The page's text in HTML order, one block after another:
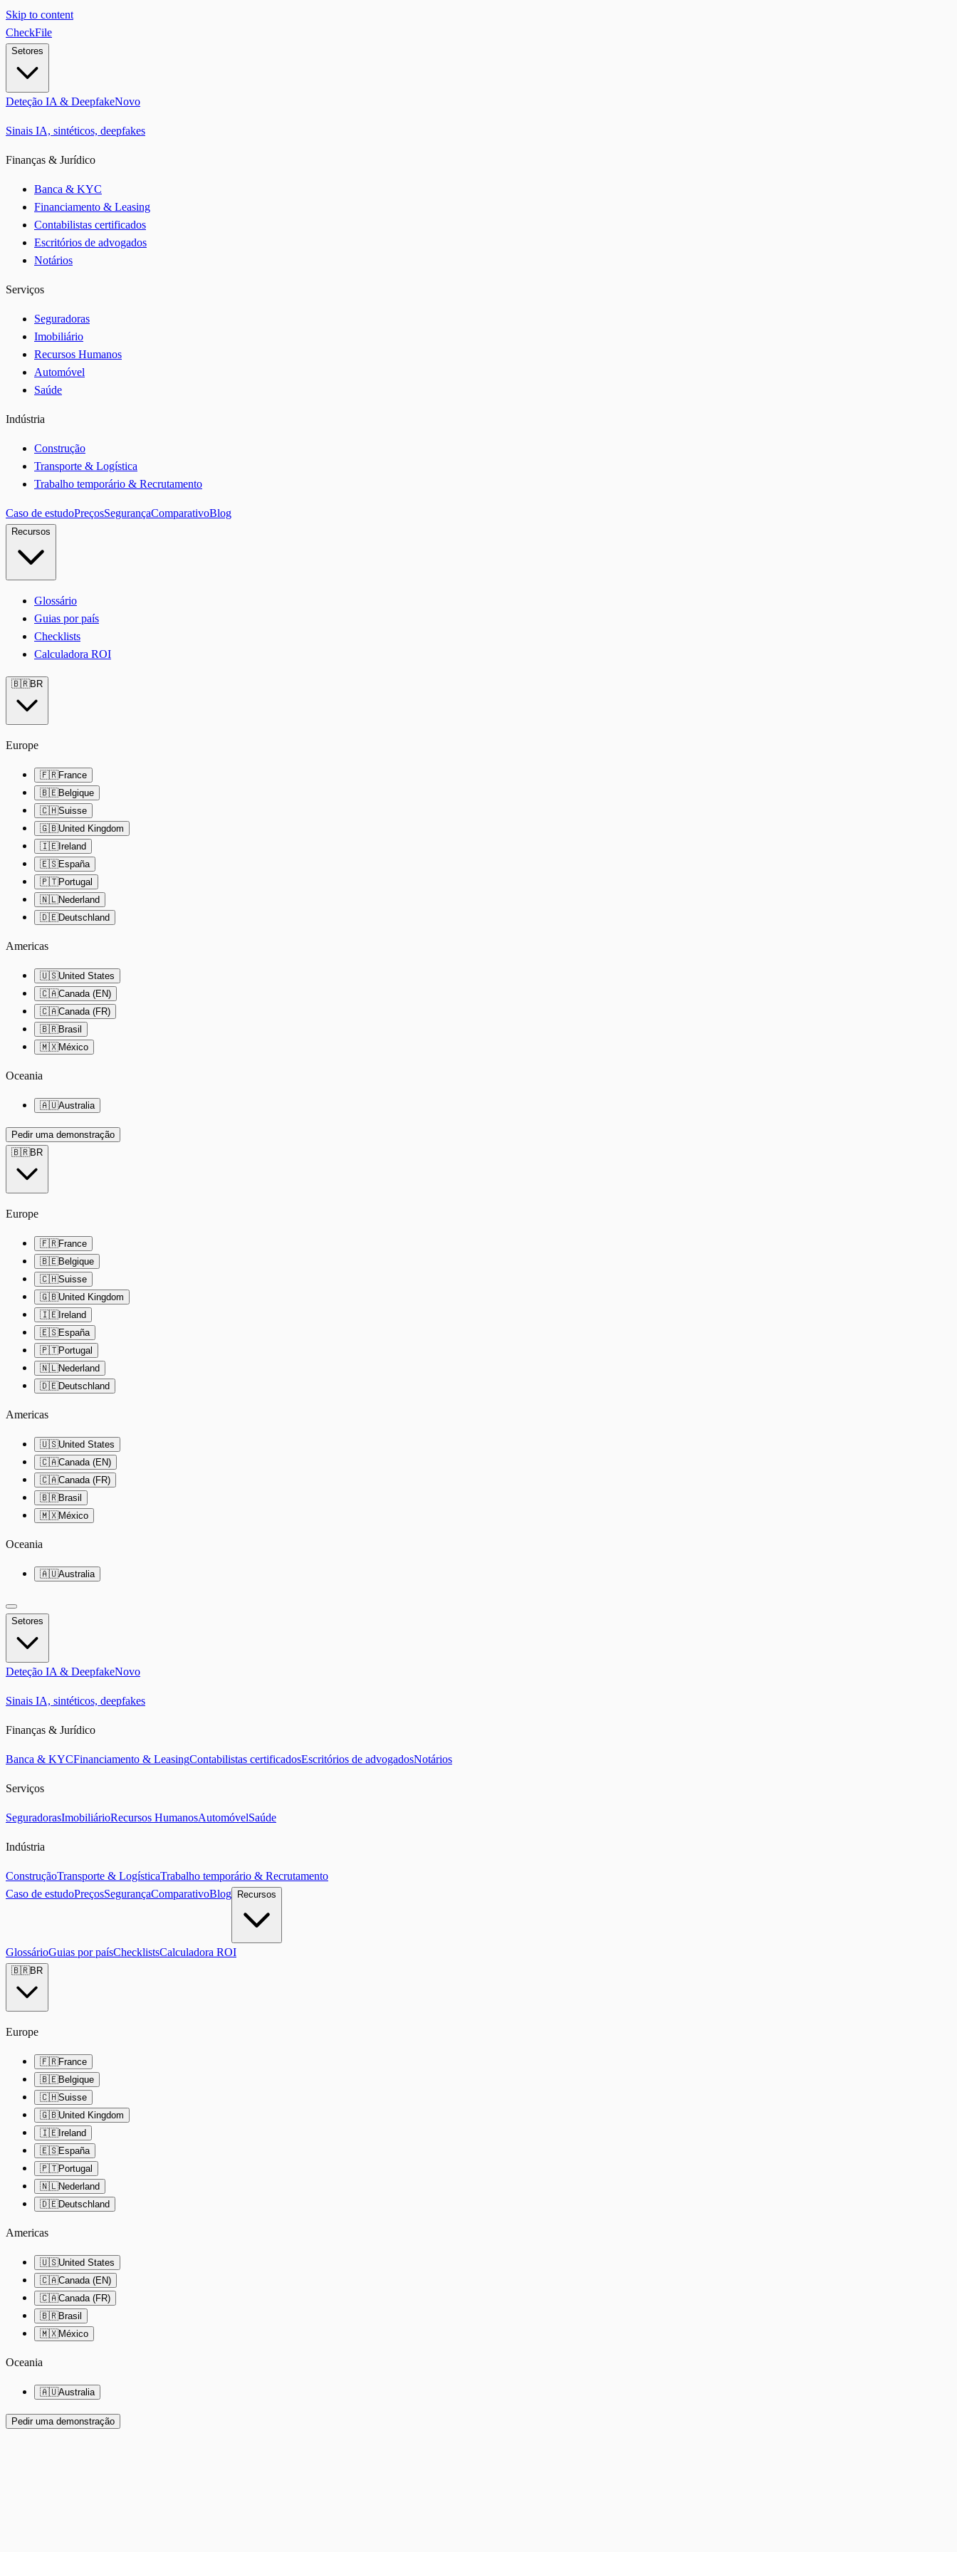
Skip to content
CheckFile
Setores
Deteção IA & DeepfakeNovo
Sinais IA, sintéticos, deepfakes
Finanças & Jurídico
Banca & KYC
Financiamento & Leasing
Contabilistas certificados
Escritórios de advogados
Notários
Serviços
Seguradoras
Imobiliário
Recursos Humanos
Automóvel
Saúde
Indústria
Construção
Transporte & Logística
Trabalho temporário & Recrutamento
Caso de estudoPreçosSegurançaComparativoBlog
Recursos
Glossário
Guias por país
Checklists
Calculadora ROI
🇧🇷BR
Europe
🇫🇷France
🇧🇪Belgique
🇨🇭Suisse
🇬🇧United Kingdom
🇮🇪Ireland
🇪🇸España
🇵🇹Portugal
🇳🇱Nederland
🇩🇪Deutschland
Americas
🇺🇸United States
🇨🇦Canada (EN)
🇨🇦Canada (FR)
🇧🇷Brasil
🇲🇽México
Oceania
🇦🇺Australia
Pedir uma demonstração
🇧🇷BR
Europe
🇫🇷France
🇧🇪Belgique
🇨🇭Suisse
🇬🇧United Kingdom
🇮🇪Ireland
🇪🇸España
🇵🇹Portugal
🇳🇱Nederland
🇩🇪Deutschland
Americas
🇺🇸United States
🇨🇦Canada (EN)
🇨🇦Canada (FR)
🇧🇷Brasil
🇲🇽México
Oceania
🇦🇺Australia
Setores
Deteção IA & DeepfakeNovo
Sinais IA, sintéticos, deepfakes
Finanças & Jurídico
Banca & KYCFinanciamento & LeasingContabilistas certificadosEscritórios de advogadosNotários
Serviços
SeguradorasImobiliárioRecursos HumanosAutomóvelSaúde
Indústria
ConstruçãoTransporte & LogísticaTrabalho temporário & Recrutamento
Caso de estudoPreçosSegurançaComparativoBlog Recursos
GlossárioGuias por paísChecklistsCalculadora ROI
🇧🇷BR
Europe
🇫🇷France
🇧🇪Belgique
🇨🇭Suisse
🇬🇧United Kingdom
🇮🇪Ireland
🇪🇸España
🇵🇹Portugal
🇳🇱Nederland
🇩🇪Deutschland
Americas
🇺🇸United States
🇨🇦Canada (EN)
🇨🇦Canada (FR)
🇧🇷Brasil
🇲🇽México
Oceania
🇦🇺Australia
Pedir uma demonstração